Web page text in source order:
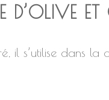
D’OLIVE
il s’utilise dans la